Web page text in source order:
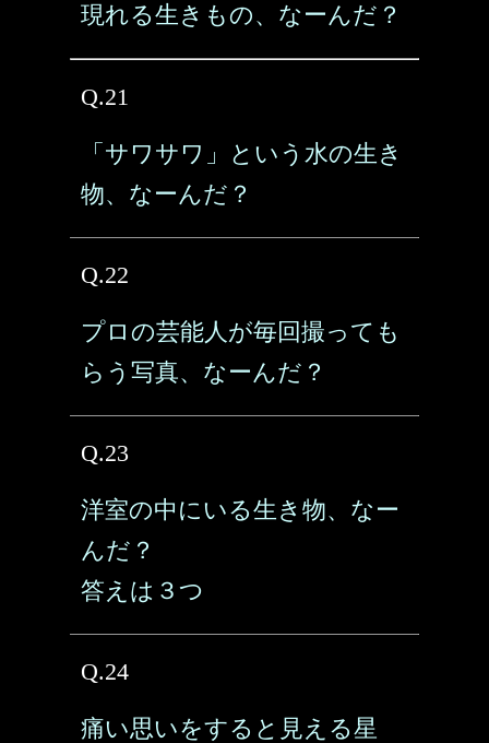
現れる生きもの、なーんだ？
Q.21
「サワサワ」という水の生き
物、なーんだ？
Q.22
プロの芸能人が毎回撮っても
らう写真、なーんだ？
Q.23
洋室の中にいる生き物、なー
んだ？
答えは３つ
Q.24
痛い思いをすると見える星